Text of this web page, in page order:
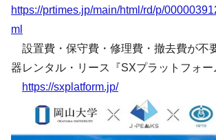
https://prtimes.jp/main/html/rd/p/
ml
設置費・保守費・修理費・撤去費が不
器レンタル・リース『SXプラットフォー
https://sxplatform.jp/